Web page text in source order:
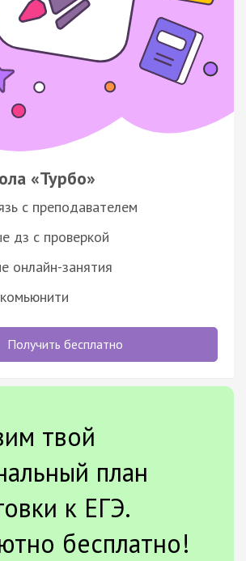
«Турбо»
с преподавателем
дз с проверкой
онлайн-занятия
Получить бесплатно
твой
план
к ЕГЭ.
бесплатно!